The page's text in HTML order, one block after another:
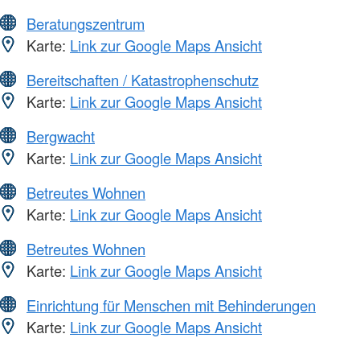
Beratungszentrum
Karte: Link zur Google Maps Ansicht
Bereitschaften / Katastrophenschutz
Karte: Link zur Google Maps Ansicht
Bergwacht
Karte: Link zur Google Maps Ansicht
Betreutes Wohnen
Karte: Link zur Google Maps Ansicht
Betreutes Wohnen
Karte: Link zur Google Maps Ansicht
Einrichtung für Menschen mit Behinderungen
Karte: Link zur Google Maps Ansicht